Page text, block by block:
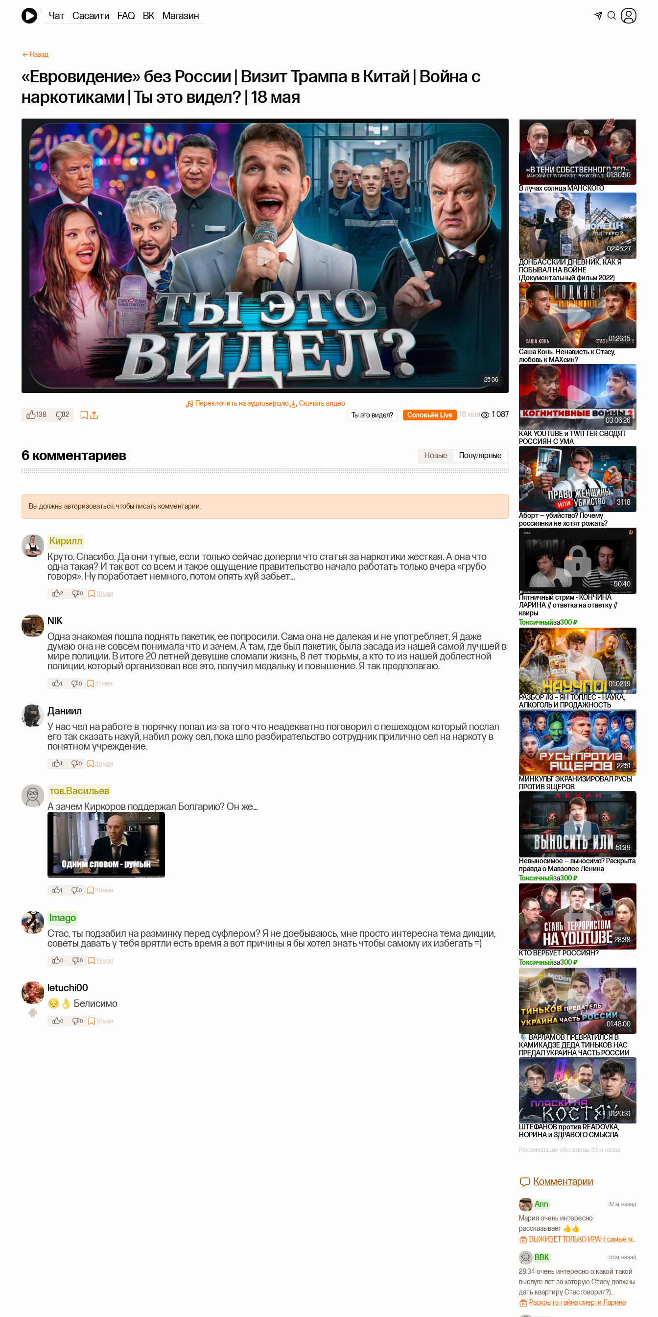
Чат Сасаити FAQ ВК Магазин
← Назад
«Евровидение» без России | Визит Трампа в Китай | Война с
наркотиками | Ты это видел? | 18 мая
25:36
Переключить на аудиоверсию
Скачать видео
138
2 Соловьёв Live 18 мая 1 087
Ты это видел?
01:30:50
В лучах солнца МАНСКОГО
02:45:27
ДОНБАССКИЙ ДНЕВНИК. КАК Я
ПОБЫВАЛ НА ВОЙНЕ
(Документальный фильм 2022)
01:26:15
Саша Конь. Ненависть к Стасу,
любовь к MAXсин?
03:06:26
КАК YOUTUBE и TWITTER СВОДЯТ
РОССИЯН С УМА
31:18
Аборт — убийство? Почему
россиянки не хотят рожать?
50:40
Пятничный стрим - КОНЧИНА
ЛАРИНА // ответка на ответку //
квиры
Токсичныйза300 ₽
01:02:19
РАЗБОР #3 – ЯН ТОПЛЕС – НАУКА,
АЛКОГОЛЬ И ПРОДАЖНОСТЬ
22:51
МИНКУЛЬТ ЭКРАНИЗИРОВАЛ РУСЫ
ПРОТИВ ЯЩЕРОВ
51:39
Невыносимое — выносимо? Раскрыта
правда о Мавзолее Ленина
Токсичныйза300 ₽
28:38
КТО ВЕРБУЕТ РОССИЯН?
Токсичныйза300 ₽
01:48:00
🎙 ВАРЛАМОВ ПРЕВРАТИЛСЯ В
КАМИКАДЗЕ ДЕДА ТИНЬКОВ НАС
ПРЕДАЛ УКРАИНА ЧАСТЬ РОССИИ
01:20:31
ШТЕФАНОВ против READOVKA,
НОРИНА и ЗДРАВОГО СМЫСЛА
Рекомендации обновлены:33 м. назад
Комментарии
Ann 37 м. назад
Мария очень интересно
рассказывает 👍👍
ВЫЖИВЕТ ТОЛЬКО ИРАН: самые масштабные похороны, методичка США и теракты сионистов | Мария Кича
BBK 55 м. назад
28:34 очень интересно о какой такой
выслуге лет за которую Стасу должны
дать квартиру Стас говорит?)...
Раскрыта тайна смерти Ларина
6 комментариев Новые Популярные
Вы должны авторизоваться, чтобы писать комментарии.
Кирилл
Круто. Спасибо. Да они тупые, если только сейчас доперли что статья за наркотики жесткая. А она что
одна такая? И так вот со всем и такое ощущение правительство начало работать только вчера «грубо
говоря». Ну поработает немного, потом опять хуй забьет…
2 0 18 мая
NIK
Одна знакомая пошла поднять пакетик, ее попросили. Сама она не далекая и не употребляет. Я даже
думаю она не совсем понимала что и зачем. А там, где был пакетик, была засада из нашей самой лучшей в
мире полиции. В итоге 20 летней девушке сломали жизнь, 8 лет тюрьмы, а кто то из нашей доблестной
полиции, который организовал все это, получил медальку и повышение. Я так предполагаю.
1 0 21 мая
Даниил
У нас чел на работе в тюрячку попал из-за того что неадекватно поговорил с пешеходом который послал
его так сказать нахуй, набил рожу сел, пока шло разбирательство сотрудник прилично сел на наркоту в
понятном учреждение.
1 0 20 мая
тов.Васильев
А зачем Киркоров поддержал Болгарию? Он же...
1 0 20 мая
Imago
Стас, ты подзабил на разминку перед суфлером? Я не доебываюсь, мне просто интересна тема дикции,
советы давать у тебя врятли есть время а вот причины я бы хотел знать чтобы самому их избегать =)
0 0 19 мая
letuchi00
😔👌 Белисимо
0 0 18 мая